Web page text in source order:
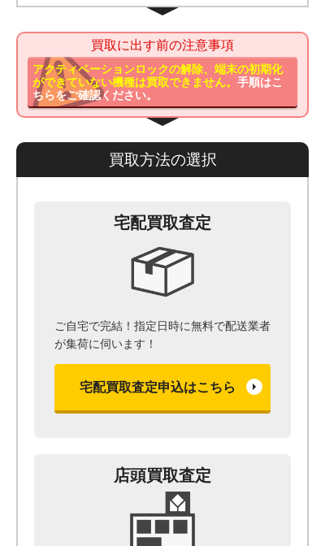
買取に出す前の注意事項
アクティベーションロックの解除、端末の初期化
ができていない機種は買取できません。手順はこ
ちらをご確認ください。
買取方法の選択
宅配買取査定
ご自宅で完結！指定日時に無料で配送業者
が集荷に伺います！
宅配買取査定申込はこちら
店頭買取査定